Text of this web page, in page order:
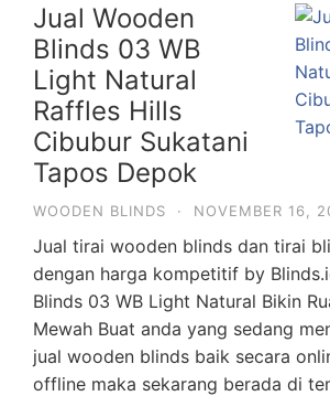
Jual Wooden
Blinds 03 WB
Light Natural
Raffles Hills
Cibubur Sukatani
Tapos Depok
WOODEN BLINDS · NOVEMBER 16,
Jual tirai wooden blinds dan tirai
dengan harga kompetitif by
Blinds 03 WB Light Natural Bikin
Mewah Buat anda yang sedang
jual wooden blinds baik secara
offline maka sekarang berada di